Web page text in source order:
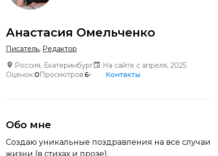
Анастасия Омельченко
Писатель, Редактор
Россия, Екатеринбург
На сайте с апреля, 2025
Оценок:0Просмотров:6 Контакты
Обо мне
Создаю уникальные поздравления на все случаи
жизни (в стихах и прозе).